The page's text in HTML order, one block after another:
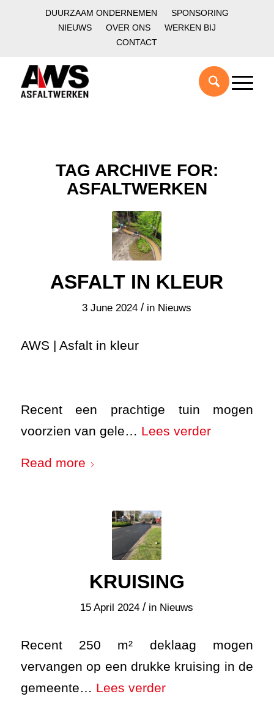
DUURZAAM ONDERNEMEN
SPONSORING
NIEUWS
OVER ONS
WERKEN BIJ
CONTACT
TAG ARCHIVE FOR:
ASFALTWERKEN
ASFALT IN KLEUR
3 June 2024 / in Nieuws
AWS | Asfalt in kleur
Recent een prachtige tuin mogen
voorzien van gele… Lees verder
Read more
KRUISING
15 April 2024 / in Nieuws
Recent 250 m² deklaag mogen
vervangen op een drukke kruising in de
gemeente… Lees verder